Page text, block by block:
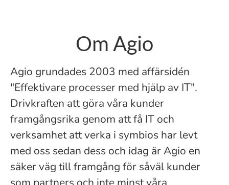
Om Agio
Agio grundades 2003 med affärsidén
"Effektivare processer med hjälp av IT".
Drivkraften att göra våra kunder
framgångsrika genom att få IT och
verksamhet att verka i symbios har levt
med oss sedan dess och idag är Agio en
säker väg till framgång för såväl kunder